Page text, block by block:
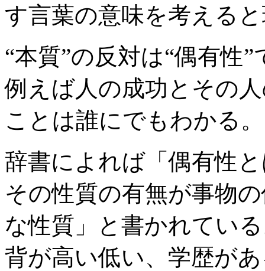
す言葉の意味を考える
“本質”の反対は“偶有性
例えば人の成功とその
ことは誰にでもわかる。
辞書によれば「偶有性
その性質の有無が事物
な性質」と書かれてい
背が高い低い、学歴が